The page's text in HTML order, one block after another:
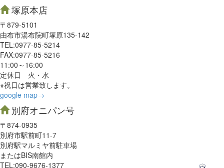
塚原本店
〒879-5101
由布市湯布院町塚原135-142
TEL:0977‐85-5214
FAX:0977‐85-5216
11:00～16:00
定休日 火・水
※祝日は営業致します。
google map→
別府オニパン号
〒874-0935
別府市駅前町11-7
別府駅マルミヤ前駐車場
またはBIS南館内
TEL:090-9676-1377